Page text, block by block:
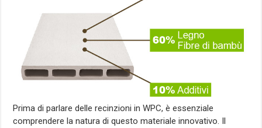
Prima di parlare delle recinzioni in WPC, è essenziale
comprendere la natura di questo materiale innovativo. Il